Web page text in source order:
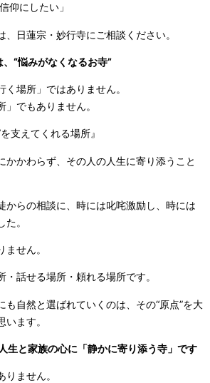
仰にしたい」
、日蓮宗・妙行寺にご相談ください。
“悩みがなくなるお寺”
場所」ではありません。
」でもありません。
を支えてくれる場所』
かかわらず、その人の人生に寄り添うこと
からの相談に、時には叱咤激励し、時には
。
せん。
話せる場所・頼れる場所です。
も自然と選ばれていくのは、その“原点”を大
ます。
生と家族の心に「静かに寄り添う寺」です
ません。